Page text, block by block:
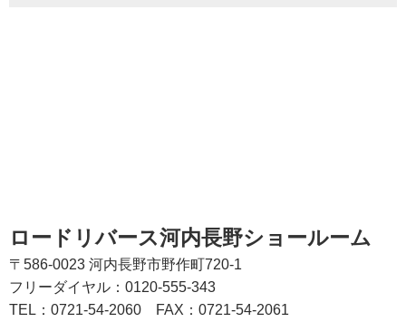
ロードリバース河内長野ショールーム
〒586-0023 河内長野市野作町720-1
フリーダイヤル：0120-555-343
TEL：0721-54-2060
FAX：0721-54-2061